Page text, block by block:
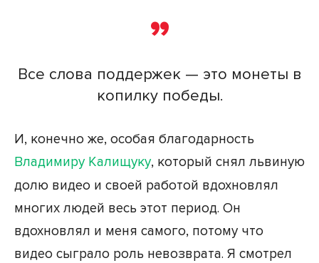
Все слова поддержек — это монеты в
копилку победы.
И, конечно же, особая благодарность
Владимиру Калищуку, который снял львиную
долю видео и своей работой вдохновлял
многих людей весь этот период. Он
вдохновлял и меня самого, потому что
видео сыграло роль невозврата. Я смотрел